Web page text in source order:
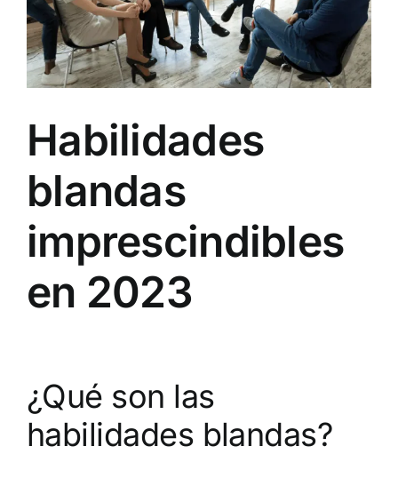
Habilidades
blandas
imprescindibles
en 2023
¿Qué son las
habilidades blandas?